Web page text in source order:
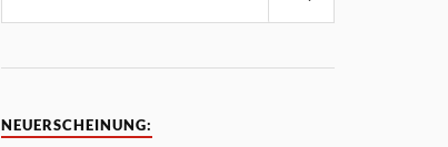
NEUERSCHEINUNG: